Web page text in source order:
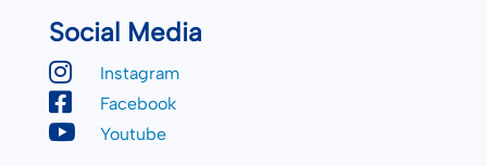
Social Media
 Instagram
 Facebook
 Youtube